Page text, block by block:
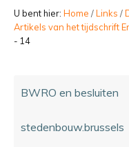
BELEVEN
U bent hier: Home /Links /
Artikels van het tijdschrift
- 14
BWRO en besluiten
stedenbouw.brussels